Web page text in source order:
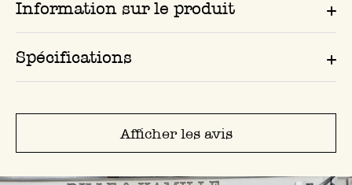
Information sur le produit
Spécifications
Afficher les avis